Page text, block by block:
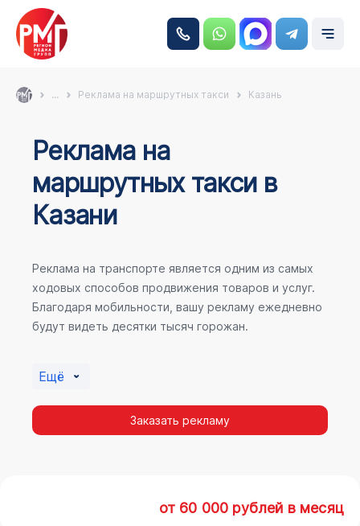
... Реклама на маршрутных такси Казань
Реклама на
маршрутных такси в
Казани
Реклама на транспорте является одним из самых
ходовых способов продвижения товаров и услуг.
Благодаря мобильности, вашу рекламу ежедневно
будут видеть десятки тысяч горожан.
Ещё
Заказать рекламу
от 60 000 рублей в месяц